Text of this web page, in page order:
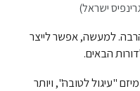
ישראל)
די הרבה. למעשה, אפשר לייצר
הבאים.
במיזם "עיגול לטובה", ויותר